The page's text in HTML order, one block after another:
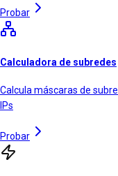
Probar
Calculadora de subredes
Calcula máscaras de
IPs
Probar